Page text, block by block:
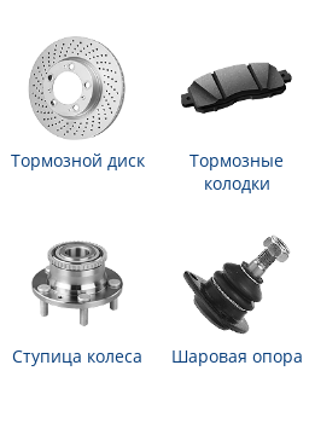
Тормозной диск
Тормозные
колодки
Ступица колеса Шаровая опора